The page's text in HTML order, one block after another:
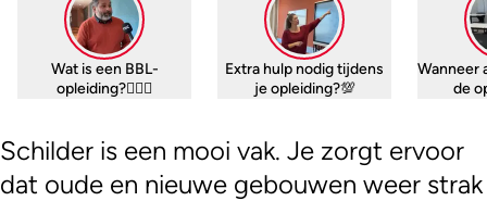
Wat is een BBL-
opleiding?🤷🏼‍♀️
Extra hulp nodig tijdens
je opleiding?💯
Wanneer
de
Schilder is een mooi vak. Je zorgt ervoor
dat oude en nieuwe gebouwen weer strak